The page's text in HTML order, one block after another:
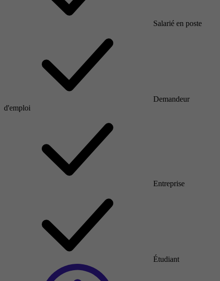
Salarié en poste
Demandeur
d'emploi
Entreprise
Étudiant